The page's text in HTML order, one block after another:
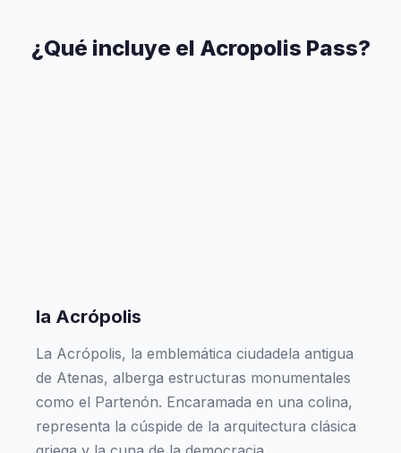
¿Qué incluye el Acropolis Pass?
la Acrópolis
La Acrópolis, la emblemática ciudadela antigua
de Atenas, alberga estructuras monumentales
como el Partenón. Encaramada en una colina,
representa la cúspide de la arquitectura clásica